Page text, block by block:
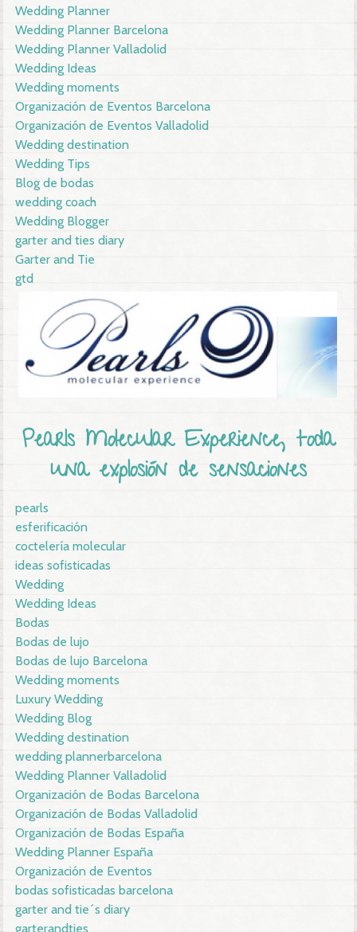
Wedding Planner
Wedding Planner Barcelona
Wedding Planner Valladolid
Wedding Ideas
Wedding moments
Organización de Eventos Barcelona
Organización de Eventos Valladolid
Wedding destination
Wedding Tips
Blog de bodas
wedding coach
Wedding Blogger
garter and ties diary
Garter and Tie
gtd
Pearls Molecular Experience, toda
una explosión de sensaciones
pearls
esferificación
coctelería molecular
ideas sofisticadas
Wedding
Wedding Ideas
Bodas
Bodas de lujo
Bodas de lujo Barcelona
Wedding moments
Luxury Wedding
Wedding Blog
Wedding destination
wedding plannerbarcelona
Wedding Planner Valladolid
Organización de Bodas Barcelona
Organización de Bodas Valladolid
Organización de Bodas España
Wedding Planner España
Organización de Eventos
bodas sofisticadas barcelona
garter and tie´s diary
garterandties